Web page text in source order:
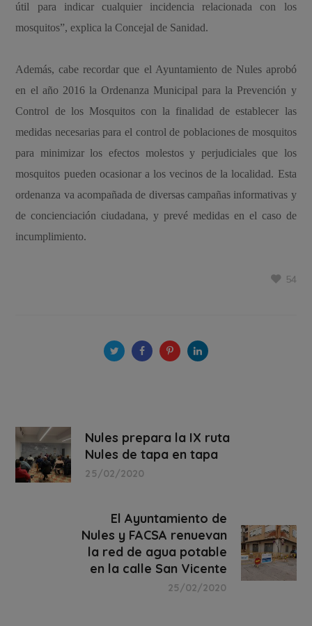
útil para indicar cualquier incidencia relacionada con los
mosquitos”, explica la Concejal de Sanidad.
Además, cabe recordar que el Ayuntamiento de Nules aprobó
en el año 2016 la Ordenanza Municipal para la Prevención y
Control de los Mosquitos con la finalidad de establecer las
medidas necesarias para el control de poblaciones de mosquitos
para minimizar los efectos molestos y perjudiciales que los
mosquitos pueden ocasionar a los vecinos de la localidad. Esta
ordenanza va acompañada de diversas campañas informativas y
de concienciación ciudadana, y prevé medidas en el caso de
incumplimiento.
54
Nules prepara la IX ruta
Nules de tapa en tapa
25/02/2020
El Ayuntamiento de
Nules y FACSA renuevan
la red de agua potable
en la calle San Vicente
25/02/2020